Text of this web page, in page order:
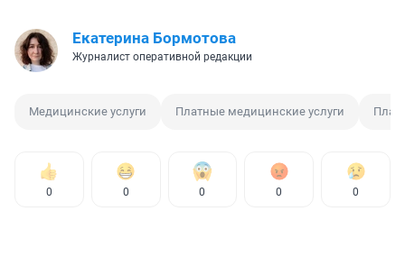
Екатерина Бормотова
Журналист оперативной редакции
Медицинские услуги Платные медицинские услуги
0 0 0 0 0